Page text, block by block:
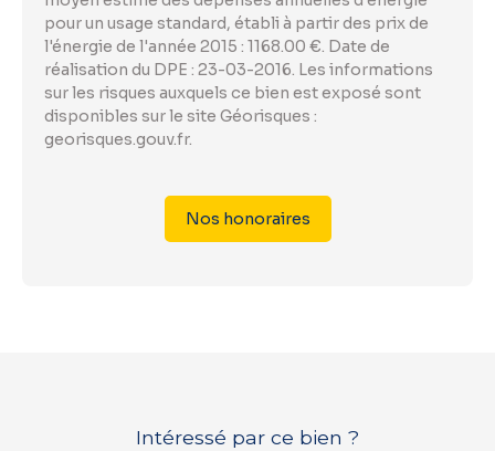
pour un usage standard, établi à partir des prix de
l'énergie de l'année 2015 : 1168.00 €. Date de
réalisation du DPE : 23-03-2016. Les informations
sur les risques auxquels ce bien est exposé sont
disponibles sur le site Géorisques :
georisques.gouv.fr.
Nos honoraires
Intéressé par ce bien ?